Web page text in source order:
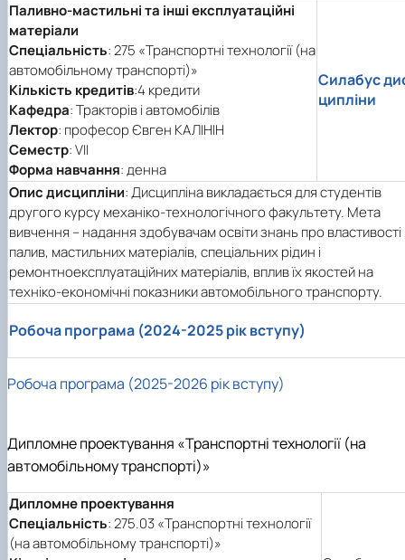
Паливно-мастильні та інші експлуатаційні
матеріали
Спеціальність: 275 «Транспортні технології (на
автомобільному транспорті)»
Кількість кредитів:4 кредити
Кафедра: Тракторів і автомобілів
Лектор: професор Євген КАЛІНІН
Семестр: VIІ
Форма навчання: денна
Силабус
ципліни
Опис дисципліни: Дисципліна викладається для студентів
другого курсу механіко-технологічного факультету. Мета
вивчення – надання здобувачам освіти знань про властивості
палив, мастильних матеріалів, спеціальних рідин і
ремонтноексплуатаційних матеріалів, вплив їх якостей на
техніко-економічні показники автомобільного транспорту.
Робоча програма (2024-2025 рік вступу)
Робоча програма (2025-2026 рік вступу)
Дипломне проектування «Транспортні технології (на
автомобільному транспорті)»
Дипломне проектування
Спеціальність: 275.03 «Транспортні технології
(на автомобільному транспорті)»